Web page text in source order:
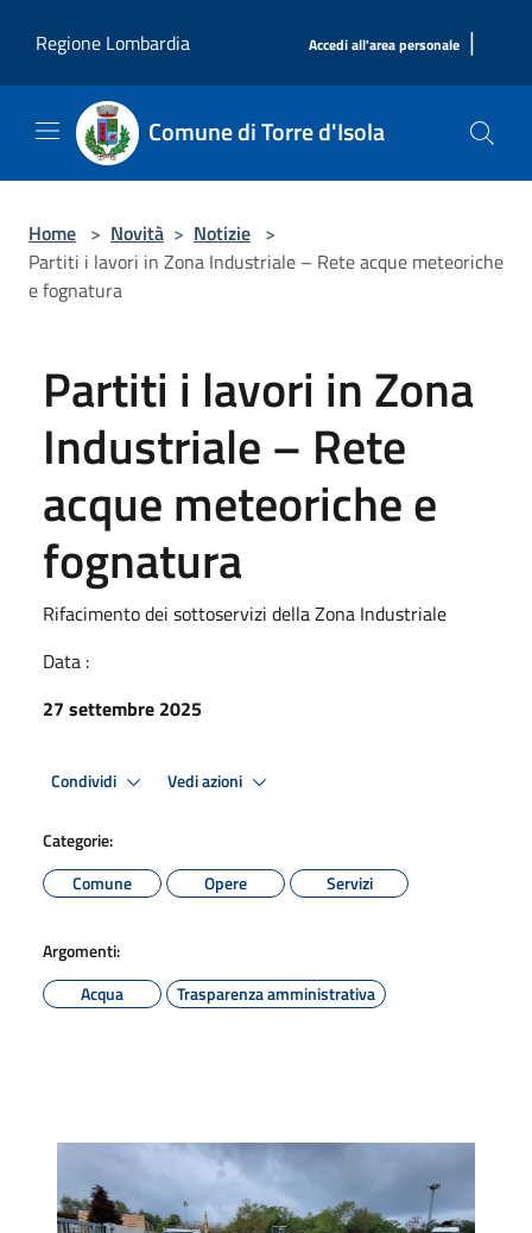
Regione Lombardia
Accedi all'area personale |
Comune di Torre d'Isola
Home > Novità > Notizie >
Partiti i lavori in Zona Industriale – Rete acque meteoriche
e fognatura
Partiti i lavori in Zona
Industriale – Rete
acque meteoriche e
fognatura
Rifacimento dei sottoservizi della Zona Industriale
Data :
27 settembre 2025
Condividi Vedi azioni
Categorie:
Comune
Opere Servizi
Argomenti:
Acqua
Trasparenza amministrativa